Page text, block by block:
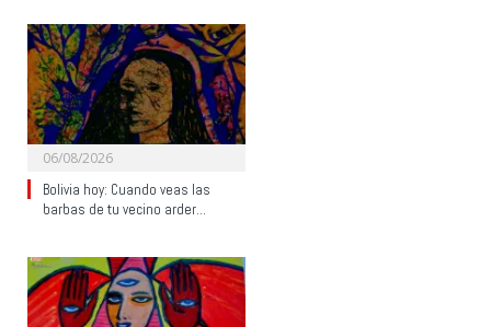
06/08/2026
Bolivia hoy: Cuando veas las
barbas de tu vecino arder…